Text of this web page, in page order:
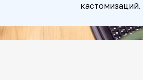
кастомизаций.